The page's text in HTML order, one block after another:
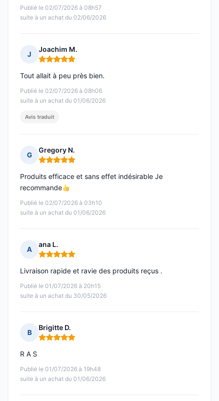
Publié le 02/07/2026 à 08h57
suite à un achat du 02/06/2026
J
Joachim M.
Note : 5 sur 5
Publié le 02/07/2026 à 08h06
suite à un achat du 01/06/2026
Tout allait à peu près bien.
Avis traduit
G
Gregory N.
Note : 5 sur 5
Publié le 02/07/2026 à 03h10
suite à un achat du 01/06/2026
Produits efficace et sans effet indésirable Je
recommande
A
ana L.
Note : 5 sur 5
Publié le 01/07/2026 à 20h15
suite à un achat du 30/05/2026
Livraison rapide et ravie des produits reçus .
B
Brigitte D.
Note : 5 sur 5
Publié le 01/07/2026 à 19h48
suite à un achat du 01/06/2026
R A S